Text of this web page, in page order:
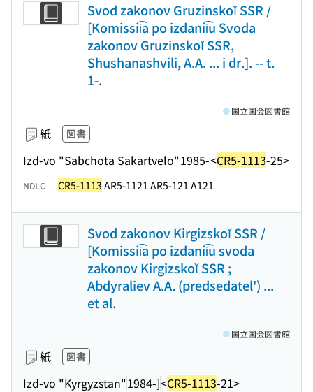
Svod zakonov Gruzinskoĭ SSR /
[Komissii͡a po izdanii͡u Svoda
zakonov Gruzinskoĭ SSR,
Shushanashvili, A.A. ... i dr.]. -- t.
1-.
紙 図書
Izd-vo "Sabchota Sakartvelo"1985-<CR5-1113-25>
国立国会図書館
NDLC CR5-1113 AR5-1121 AR5-121 A121
Svod zakonov Kirgizskoĭ SSR /
[Komissii͡a po izdanii͡u svoda
zakonov Kirgizskoĭ SSR ;
Abdyraliev A.A. (predsedatel') ...
et al.
紙 図書
Izd-vo "Kyrgyzstan"1984-]<CR5-1113-21>
国立国会図書館